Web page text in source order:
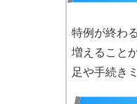
特例が終わ
増えること
足や手続き